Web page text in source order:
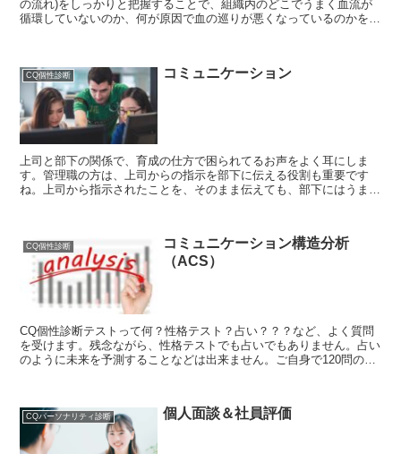
の流れ)をしっかりと把握することで、組織内のどこでうまく血流が
循環していないのか、何が原因で血の巡りが悪くなっているのかを確
CQ個性診断 コミュニケーション
上司と部下の関係で、育成の仕方で困られてるお声をよく耳にしま
す。管理職の方は、上司からの指示を部下に伝える役割も重要です
ね。上司から指示されたことを、そのまま伝えても、部下にはうまく
CQ個性診断
コミュニケーション構造分析
（ACS）
CQ個性診断テストって何？性格テスト？占い？？？など、よく質問
を受けます。残念ながら、性格テストでも占いでもありません。占い
のように未来を予測することなどは出来ません。ご自身で120問の質
CQパーソナリティ診断 個人面談＆社員評価